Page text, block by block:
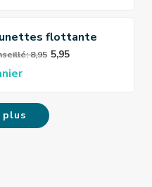
flottante
8,95 5,95